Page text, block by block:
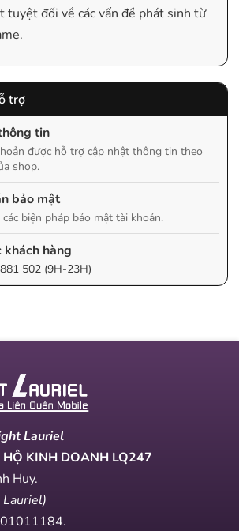
tuyệt đối về các vấn đề phát sinh từ
trợ
tin
được hỗ trợ cập nhật thông tin theo
shop.
bảo mật
biện pháp bảo mật tài khoản.
khách hàng
502 (9H-23H)
Lauriel
HỘ KINH DOANH LQ247
Huy.
.